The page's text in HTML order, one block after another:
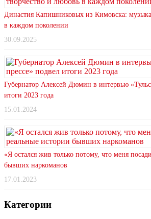
Династия Капишниковых из Кимовска:
в каждом поколении
30.09.2025
Губернатор Алексей Дюмин в интервью
итоги 2023 года
15.01.2024
«Я остался жив только потому, что меня
бывших наркоманов
17.01.2023
Категории